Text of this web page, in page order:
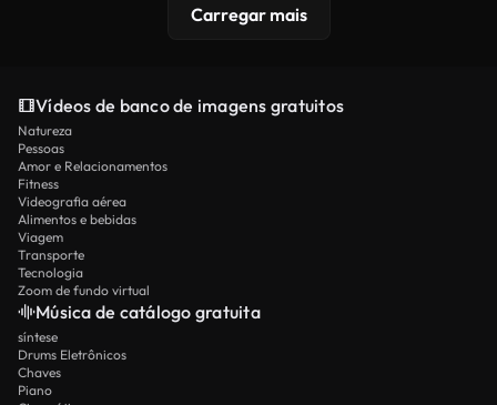
Carregar mais
Vídeos de banco de imagens gratuitos
Natureza
Pessoas
Amor e Relacionamentos
Fitness
Videografia aérea
Alimentos e bebidas
Viagem
Transporte
Tecnologia
Zoom de fundo virtual
Música de catálogo gratuita
síntese
Drums Eletrônicos
Chaves
Piano